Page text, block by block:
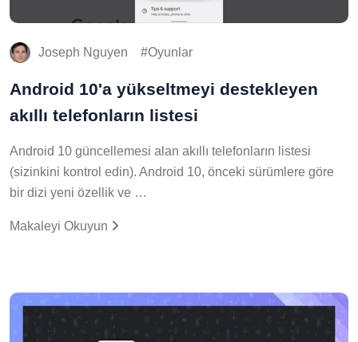
Joseph Nguyen Oyunlar
Android 10'a yükseltmeyi destekleyen
akıllı telefonların listesi
Android 10 güncellemesi alan akıllı telefonların listesi
(sizinkini kontrol edin). Android 10, önceki sürümlere göre
bir dizi yeni özellik ve …
Makaleyi Okuyun